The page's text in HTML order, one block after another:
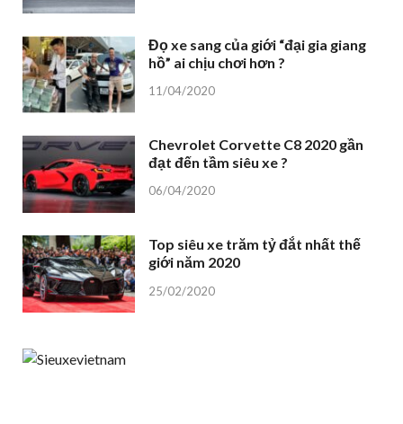
Đọ xe sang của giới “đại gia giang
hồ” ai chịu chơi hơn ?
11/04/2020
Chevrolet Corvette C8 2020 gần
đạt đến tầm siêu xe ?
06/04/2020
Top siêu xe trăm tỷ đắt nhất thế
giới năm 2020
25/02/2020